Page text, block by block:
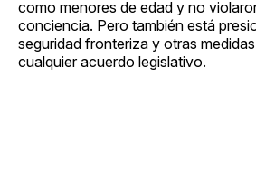
como menores de edad y no
conciencia. Pero también está
seguridad fronteriza y otras
cualquier acuerdo legislativo.